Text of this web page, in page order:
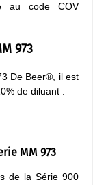
au code COV
973
De Beer®, il est
de diluant :
MM 973
de la Série 900